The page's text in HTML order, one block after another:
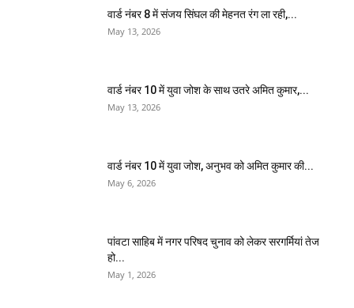
वार्ड नंबर 8 में संजय सिंघल की मेहनत रंग ला रही,...
May 13, 2026
वार्ड नंबर 10 में युवा जोश के साथ उतरे अमित कुमार,...
May 13, 2026
वार्ड नंबर 10 में युवा जोश, अनुभव को अमित कुमार की...
May 6, 2026
पांवटा साहिब में नगर परिषद चुनाव को लेकर सरगर्मियां तेज
हो...
May 1, 2026